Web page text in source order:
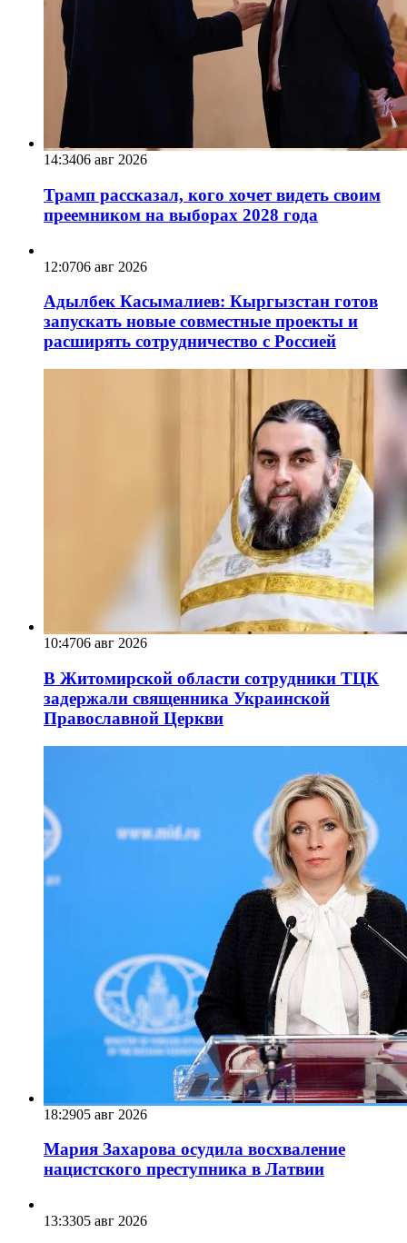
14:3406 авг 2026
Трамп рассказал, кого хочет видеть своим
преемником на выборах 2028 года
12:0706 авг 2026
Адылбек Касымалиев: Кыргызстан готов
запускать новые совместные проекты и
расширять сотрудничество с Россией
10:4706 авг 2026
В Житомирской области сотрудники ТЦК
задержали священника Украинской
Православной Церкви
18:2905 авг 2026
Мария Захарова осудила восхваление
нацистского преступника в Латвии
13:3305 авг 2026